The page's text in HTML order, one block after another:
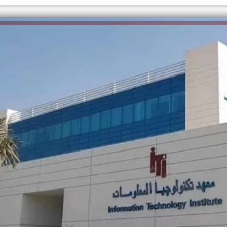
الكاتبة إلهام شرشر تهنئ الرئيس
السيسي بعيد ميلاده وتُشيد بجهوده